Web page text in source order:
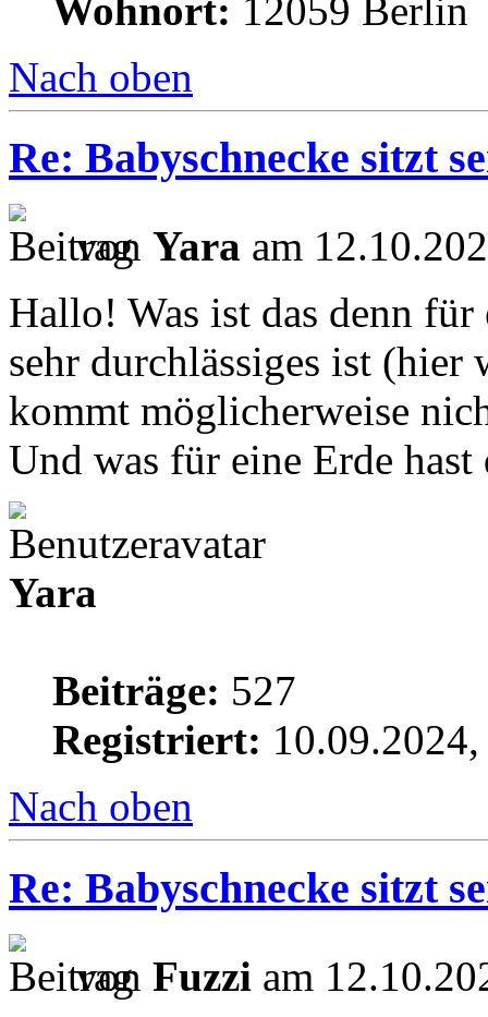
Wohnort: 12059 Berlin
Nach oben
Re: Babyschnecke sitzt
von Yara am
Hallo! Was ist das denn
sehr durchlässiges ist
kommt möglicherweise
Und was für eine Erde hast
Yara
Beiträge: 527
Registriert:
Nach oben
Re: Babyschnecke sitzt
von Fuzzi am